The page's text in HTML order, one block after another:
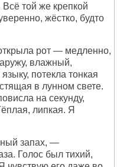
Всё той же крепкой
жёстко, будто
рот — медленно,
влажный,
потекла тонкая
в лунном свете.
на секунду,
липкая. Я
запах, —
Голос был тихий,